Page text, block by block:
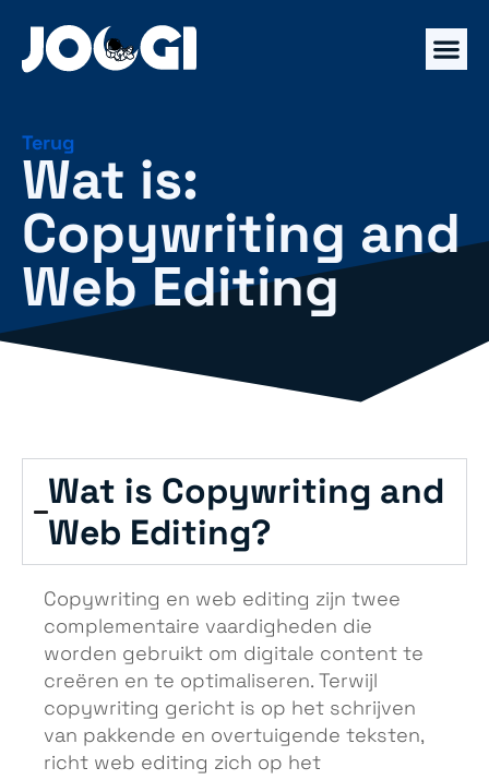
Terug
Wat is:
Copywriting and
Web Editing
Wat is Copywriting and
Web Editing?
Copywriting en web editing zijn twee
complementaire vaardigheden die
worden gebruikt om digitale content te
creëren en te optimaliseren. Terwijl
copywriting gericht is op het schrijven
van pakkende en overtuigende teksten,
richt web editing zich op het